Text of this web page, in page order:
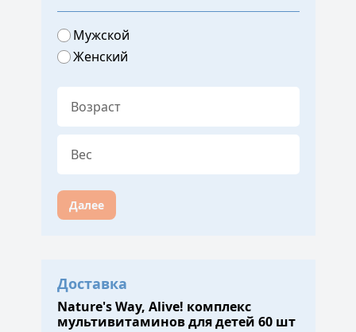
Мужской
Женский
Далее
Доставка
Nature's Way, Alive! комплекс
мультивитаминов для детей 60 шт